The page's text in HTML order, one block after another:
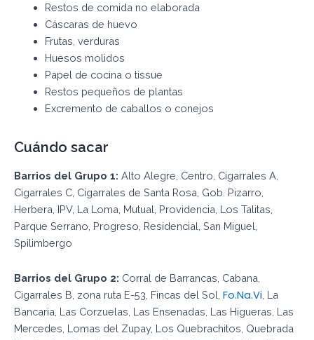
Restos de comida no elaborada
Cáscaras de huevo
Frutas, verduras
Huesos molidos
Papel de cocina o tissue
Restos pequeños de plantas
Excremento de caballos o conejos
Cuándo sacar
Barrios del Grupo 1: Alto Alegre, Centro, Cigarrales A,
Cigarrales C, Cigarrales de Santa Rosa, Gob. Pizarro,
Herbera, IPV, La Loma, Mutual, Providencia, Los Talitas,
Parque Serrano, Progreso, Residencial, San Miguel,
Spilimbergo
Barrios del Grupo 2: Corral de Barrancas, Cabana,
Cigarrales B, zona ruta E-53, Fincas del Sol, Fo.Na.Vi , La
Bancaria, Las Corzuelas, Las Ensenadas, Las Higueras, Las
Mercedes, Lomas del Zupay, Los Quebrachitos, Quebrada